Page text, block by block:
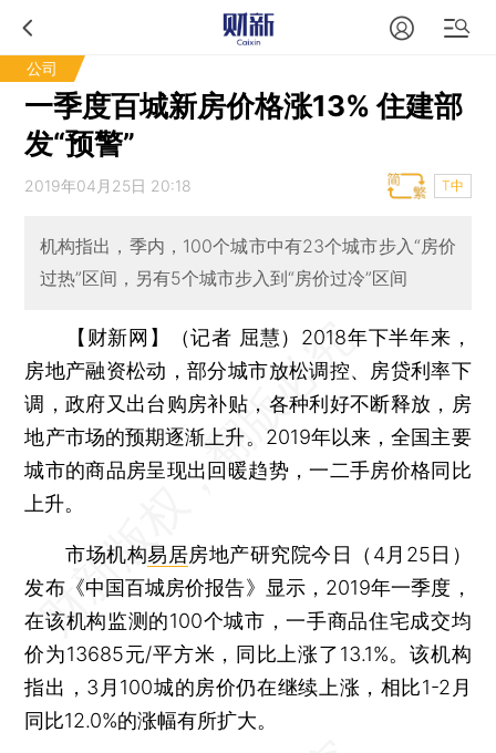
公司
一季度百城新房价格涨13% 住建部
发“预警”
2019年04月25日 20:18 T中
机构指出，季内，100个城市中有23个城市步入“房价
过热”区间，另有5个城市步入到“房价过冷”区间
【财新网】（记者 屈慧） 2018年下半年来，
房地产融资松动，部分城市放松调控、房贷利率下
调，政府又出台购房补贴，各种利好不断释放，房
地产市场的预期逐渐上升。2019年以来，全国主要
城市的商品房呈现出回暖趋势，一二手房价格同比
上升。
市场机构易居房地产研究院今日（4月25日）
发布《中国百城房价报告》显示，2019年一季度，
在该机构监测的100个城市，一手商品住宅成交均
价为13685元/平方米，同比上涨了13.1%。该机构
指出，3月100城的房价仍在继续上涨，相比1-2月
同比12.0%的涨幅有所扩大。